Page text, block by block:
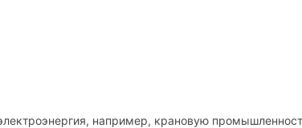
например, крановую